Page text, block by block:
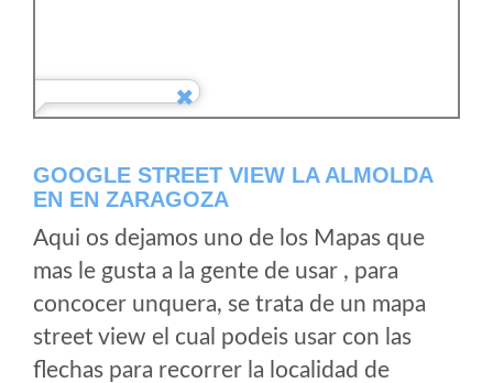
GOOGLE STREET VIEW LA ALMOLDA
EN EN ZARAGOZA
Aqui os dejamos uno de los Mapas que
mas le gusta a la gente de usar , para
concocer unquera, se trata de un mapa
street view el cual podeis usar con las
flechas para recorrer la localidad de